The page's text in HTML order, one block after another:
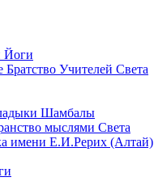
Йоги
Учителей Света
Шамбалы
мыслями Света
имени Е.И.Рерих (Алтай)